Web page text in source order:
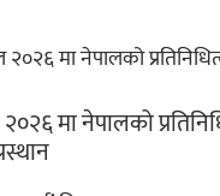
मा नेपालको